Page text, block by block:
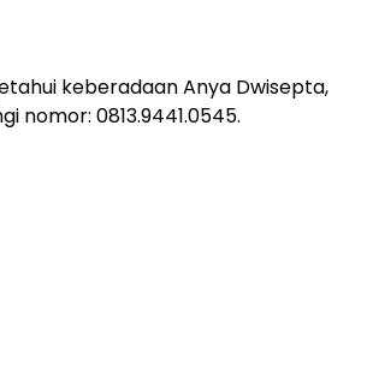
keberadaan Anya Dwisepta,
nomor: 0813.9441.0545.